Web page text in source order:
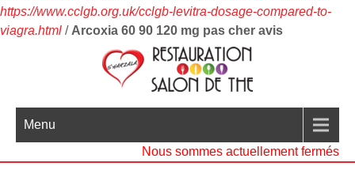
https://www.cclgb.org.uk/cclgb-levitra-dosage-compared-to-
viagra.html / Arcoxia 60 90 120 mg pas cher avis
Menu
Nous sommes actuellement fermés